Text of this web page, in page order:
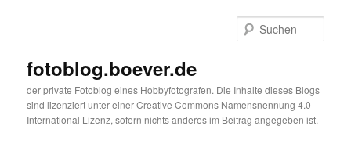
fotoblog.boever.de
der private Fotoblog eines Hobbyfotografen. Die Inhalte dieses Blogs
sind lizenziert unter einer Creative Commons Namensnennung 4.0
International Lizenz, sofern nichts anderes im Beitrag angegeben ist.